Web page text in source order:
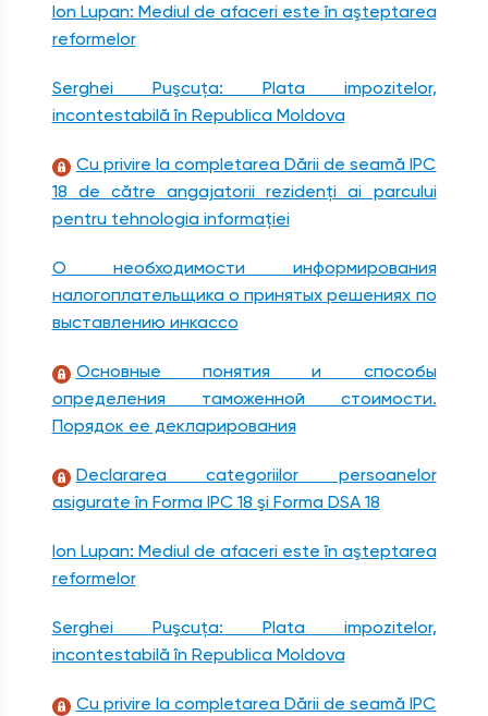
Ion Lupan: Mediul de afaceri este în aşteptarea
reformelor
Serghei Puşcuţa: Plata impozitelor,
incontestabilă în Republica Moldova
Cu privire la completarea Dării de seamă IPC
18 de către angajatorii rezidenţi ai parcului
pentru tehnologia informaţiei
О необходимости информирования
налогоплательщика о принятых решениях по
выставлению инкассо
Основные понятия и способы
определения таможенной стоимости.
Порядок ее декларирования
Declararea categoriilor persoanelor
asigurate în Forma IPC 18 şi Forma DSA 18
Ion Lupan: Mediul de afaceri este în aşteptarea
reformelor
Serghei Puşcuţa: Plata impozitelor,
incontestabilă în Republica Moldova
Cu privire la completarea Dării de seamă IPC